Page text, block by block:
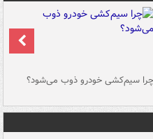
چرا سیم‌کشی خودرو ذوب می‌شود؟